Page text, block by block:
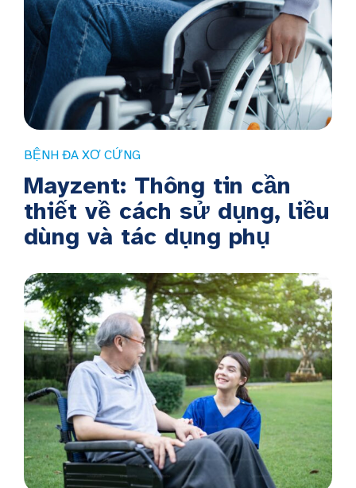
BỆNH ĐA XƠ CỨNG
Mayzent: Thông tin cần
thiết về cách sử dụng, liều
dùng và tác dụng phụ